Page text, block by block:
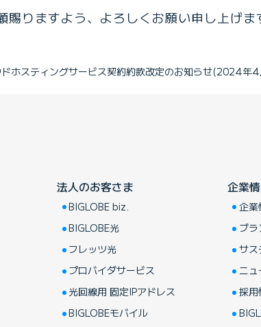
りますよう、よろしくお願い申し上げま
ドホスティングサービス契約約款改定のお知らせ(2024年
法人のお客さま
BIGLOBE biz.
BIGLOBE光
フレッツ光
プロバイダサービス
光回線用 固定IPアドレス
BIGLOBEモバイル
企業
企業
ブラ
サス
ニュ
採用